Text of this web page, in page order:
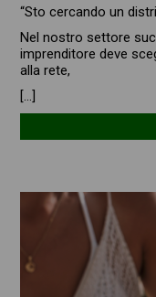
“Sto cercando un
Nel nostro settore
imprenditore deve
alla rete,
[…]